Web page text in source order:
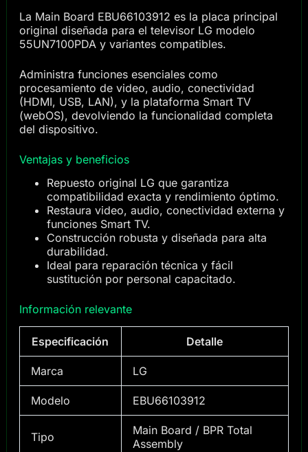
La Main Board EBU66103912 es la placa principal
original diseñada para el televisor LG modelo
55UN7100PDA y variantes compatibles.
Administra funciones esenciales como
procesamiento de video, audio, conectividad
(HDMI, USB, LAN), y la plataforma Smart TV
(webOS), devolviendo la funcionalidad completa
del dispositivo.
Ventajas y beneficios
Repuesto original LG que garantiza
compatibilidad exacta y rendimiento óptimo.
Restaura video, audio, conectividad externa y
funciones Smart TV.
Construcción robusta y diseñada para alta
durabilidad.
Ideal para reparación técnica y fácil
sustitución por personal capacitado.
Información relevante
Especificación Detalle
Marca LG
Modelo EBU66103912
Tipo
Main Board / BPR Total
Assembly